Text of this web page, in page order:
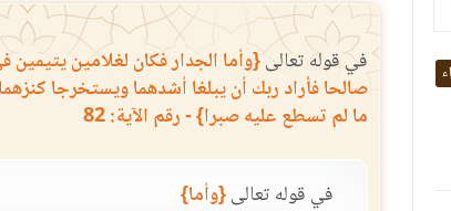
في قوله تعالى{وأما الجدار فكان لغلامين يتيمين
صالحا فأراد ربك أن يبلغا أشدهما ويستخرجا
ما لم تسطع عليه صبرا} - رقم الآية: 82
في قوله تعالى{وأما}